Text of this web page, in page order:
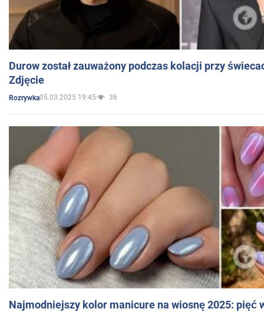
Durow został zauważony podczas kolacji przy
Zdjęcie
Rozrywka05.03.2025 19:45 36
Najmodniejszy kolor manicure na wiosnę 2025: pięć